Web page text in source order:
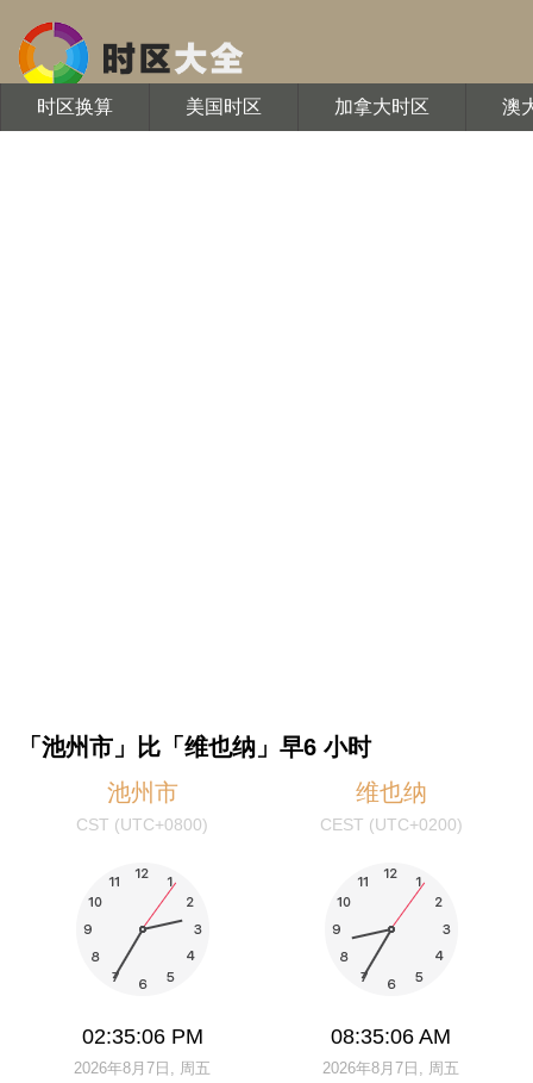
时区换算 美国时区 加拿大时区 澳
「池州市」比「维也纳」早6 小时
池州市
CST (UTC+0800)
02:35:06 PM
2026年8月7日, 周五
维也纳
CEST (UTC+0200)
08:35:06 AM
2026年8月7日, 周五